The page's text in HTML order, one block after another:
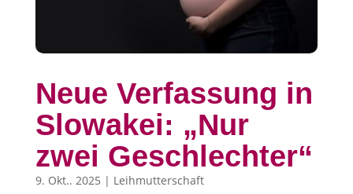
Neue Verfassung in
Slowakei: „Nur
zwei Geschlechter“
9. Okt.. 2025 | Leihmutterschaft